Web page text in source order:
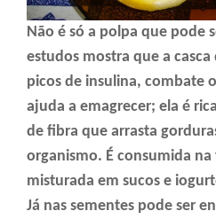
Não é só a polpa que pode
estudos mostra que a
picos de insulina, combate
ajuda a emagrecer; ela é
de fibra que arrasta
organismo. É consumida
misturada em sucos e
Já nas sementes pode ser